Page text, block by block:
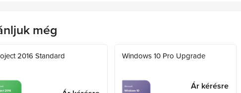
még
2016 Standard Windows 10 Pro Upgrade
Ár kérésre